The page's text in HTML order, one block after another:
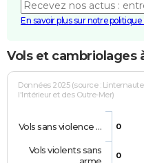
En savoir plus sur notre
Vols et cambriolages
Données 2025 (source :
l'Intérieur et des Outre-Mer)
0
0
Vols sans violence …
Vols violents sans